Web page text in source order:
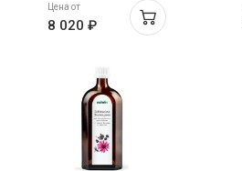
Цена от
8 020 ₽